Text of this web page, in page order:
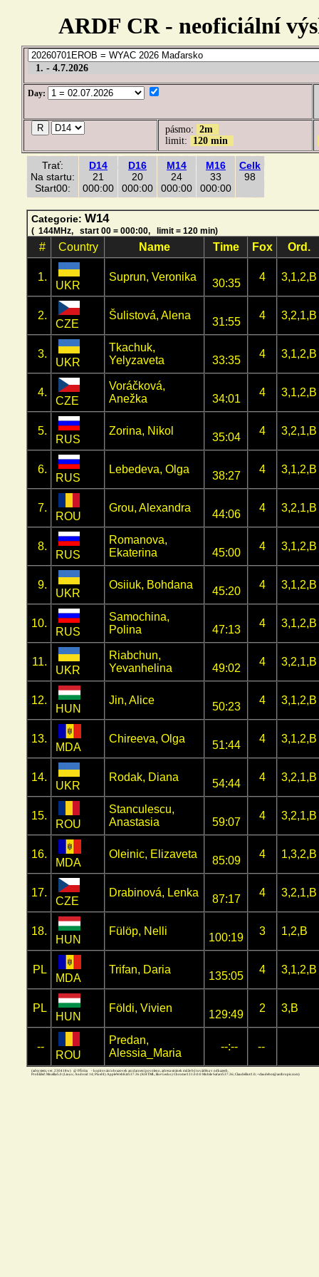
ARDF CR - neoficiální
1. - 4.7.2026
Day:
pásmo: 2m
limit:
120 min
Trať:
Na startu:
Start00:
D14
21
000:00
D16
20
000:00
M14
24
000:00
M16
33
000:00
Celk
98
Categorie: W14
( 144MHz, start 00 = 000:00, limit = 120 min)
# Country Name Time Fox Ord.
1.
UKR
Suprun, Veronika
30:35
4 3,1,2,B
2.
CZE
Šulistová, Alena
31:55
4 3,2,1,B
3.
UKR
Tkachuk,
Yelyzaveta
33:35
4 3,1,2,B
4.
CZE
Voráčková,
Anežka
34:01
4 3,1,2,B
5.
RUS
Zorina, Nikol
35:04
4 3,2,1,B
6.
RUS
Lebedeva, Olga
38:27
4 3,1,2,B
7.
ROU
Grou, Alexandra
44:06
4 3,2,1,B
8.
RUS
Romanova,
Ekaterina
45:00
4 3,1,2,B
9.
UKR
Osiiuk, Bohdana
45:20
4 3,1,2,B
10.
RUS
Samochina,
Polina
47:13
4 3,1,2,B
11.
UKR
Riabchun,
Yevanhelina
49:02
4 3,2,1,B
12.
HUN
Jin, Alice
50:23
4 3,1,2,B
13.
MDA
Chireeva, Olga
51:44
4 3,1,2,B
14.
UKR
Rodak, Diana
54:44
4 3,2,1,B
15.
ROU
Stanculescu,
Anastasia
59:07
4 3,2,1,B
16.
MDA
Oleinic, Elizaveta
85:09
4 1,3,2,B
17.
CZE
Drabinová, Lenka
87:17
4 3,2,1,B
18.
HUN
Fülöp, Nelli
100:19
3 1,2,B
PL
MDA
Trifan, Daria
135:05
4 3,1,2,B
PL
HUN
Földi, Vivien
129:49
2 3,B
--
ROU
Predan,
Alessia_Maria
--:-- --
(adsystem, ver. 230418w) @ P.Šrůta - kopírování obrazovek ani dat není povoleno, adresa stránek může být uváděna v odkazech.
Prohližeč: Mozilla/5.0 (Linux; Android 14; Pixel 8) AppleWebKit/537.36 (KHTML, like Gecko) Chrome/131.0.0.0 Mobile Safari/537.36; ClaudeBot/1.0; +claudebot@anthropic.com)